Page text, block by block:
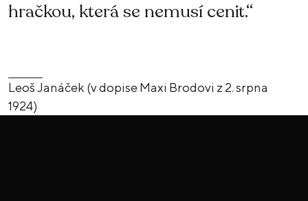
hračkou, která se nemusí cenit.“
Leoš Janáček (v dopise Maxi Brodovi z 2. srpna
1924)